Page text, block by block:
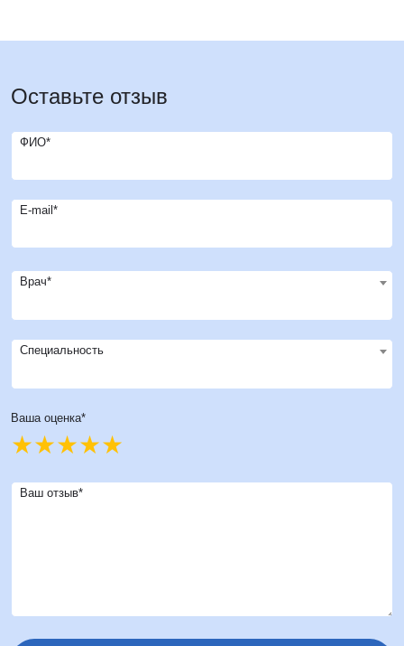
Оставьте отзыв
ФИО*
E-mail*
Врач*
Специальность
Ваша оценка*
Ваш отзыв*